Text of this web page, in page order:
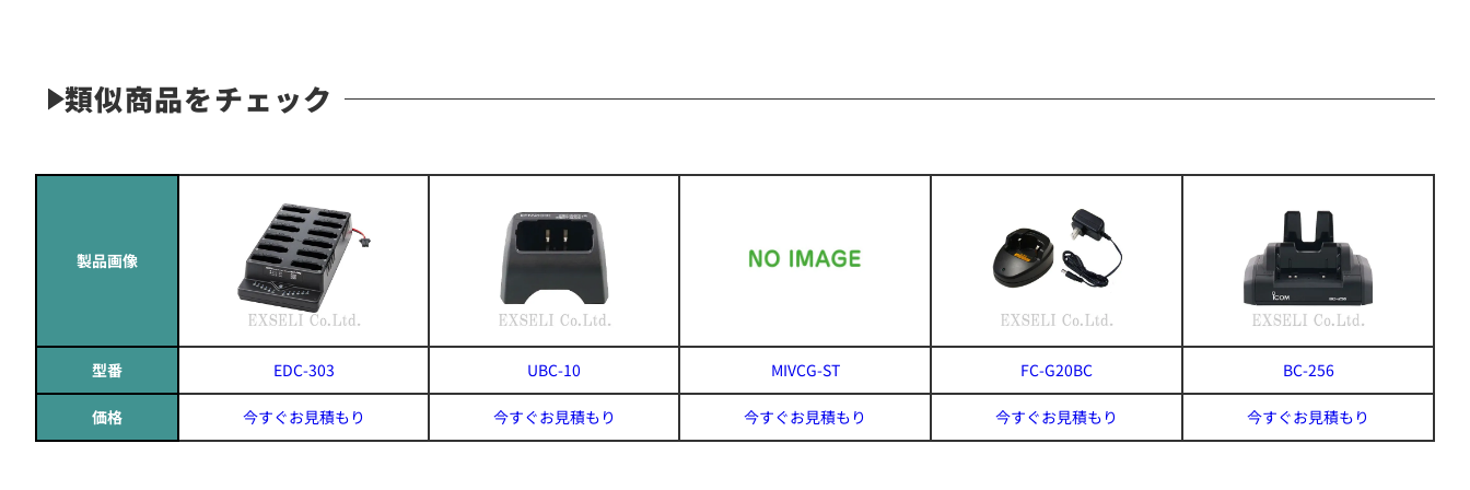
類似商品をチェック
製品画像
型番 EDC-303 UBC-10 MIVCG-ST FC-G20BC BC-256
価格 今すぐお見積もり 今すぐお見積もり 今すぐお見積もり 今すぐお見積もり 今すぐお見積もり